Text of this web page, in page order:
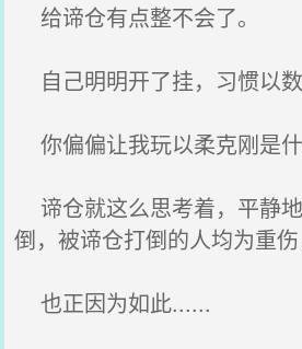
给谛仓有点整不会了。
自己明明开了挂，习惯以数
你偏偏让我玩以柔克刚是什
谛仓就这么思考着，平静
倒，被谛仓打倒的人均为重伤
也正因为如此......